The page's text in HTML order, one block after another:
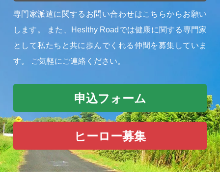
専門家派遣に関するお問い合わせはこちらからお願い
します。
また、Heslthy Roadでは健康に関する専門家
として私たちと共に歩んでくれる仲間を募集していま
す。
ご気軽にご連絡ください。
申込フォーム
ヒーロー募集